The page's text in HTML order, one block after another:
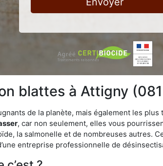
blattes à Attigny
de la planète, mais également les
, car non seulement, elles vous
la salmonelle et de nombreuses autres.
entreprise professionnelle de